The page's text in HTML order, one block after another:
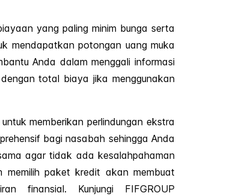
yang paling minim bunga serta
mendapatkan potongan uang muka
Anda dalam menggali informasi
total biaya jika menggunakan
memberikan perlindungan ekstra
bagi nasabah sehingga Anda
agar tidak ada kesalahpahaman
paket kredit akan membuat
finansial. Kunjungi FIFGROUP